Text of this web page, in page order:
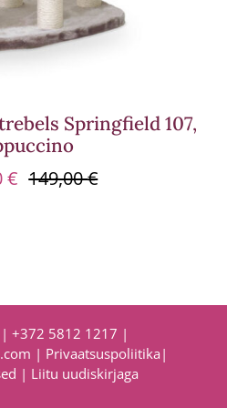
Springfield 107,
149,00€Algne
€
Praegune
+372 5812 1217 |
| Privaatsuspoliitika |
| Liitu uudiskirjaga